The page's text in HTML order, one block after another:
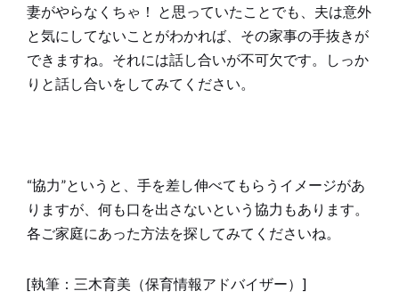
妻がやらなくちゃ！ と思っていたことでも、夫は意外
と気にしてないことがわかれば、その家事の手抜きが
できますね。それには話し合いが不可欠です。しっか
りと話し合いをしてみてください。
“協力”というと、手を差し伸べてもらうイメージがあ
りますが、何も口を出さないという協力もあります。
各ご家庭にあった方法を探してみてくださいね。
[執筆：三木育美（保育情報アドバイザー）]